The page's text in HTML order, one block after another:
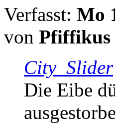
Verfasst: Mo
von Pfiffikus
City_Slider
Die Eibe